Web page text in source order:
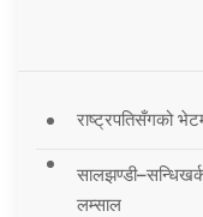
राष्ट्रपतिसँगको
लम्साल